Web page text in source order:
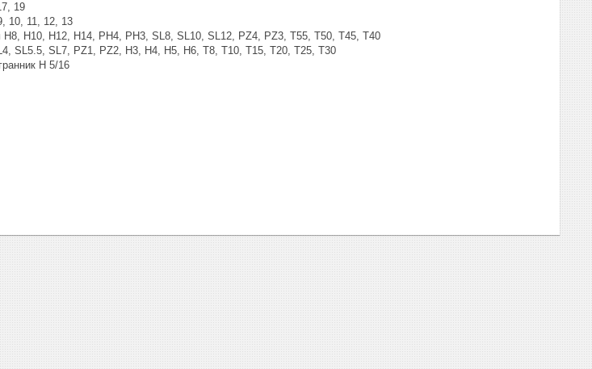
19
10, 11, 12, 13
Н10, Н12, Н14, PH4, PH3, SL8, SL10, SL12, PZ4, PZ3, T55, T50, T45, T40
SL5.5, SL7, PZ1, PZ2, H3, H4, H5, H6, T8, T10, T15, T20, T25, T30
Н 5/16